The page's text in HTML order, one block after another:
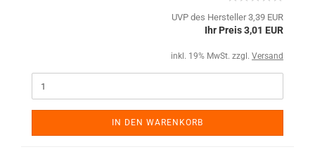
UVP des Hersteller 3,39 EUR
Ihr Preis 3,01 EUR
inkl. 19% MwSt. zzgl. Versand
IN DEN WARENKORB